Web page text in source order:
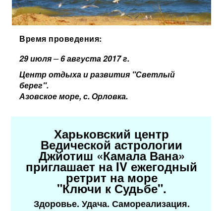
Время проведения:
29 июля–6 августа 2017 г.
Центр отдыха и развития "Светлый
берег".
Азовское море, с. Орловка.
Харьковский центр
Ведической астрологии
Джйотиш «Камала Вана»
приглашает на IV ежегодный
ретрит на море
"Ключи к Судьбе".
Здоровье. Удача. Самореализация.